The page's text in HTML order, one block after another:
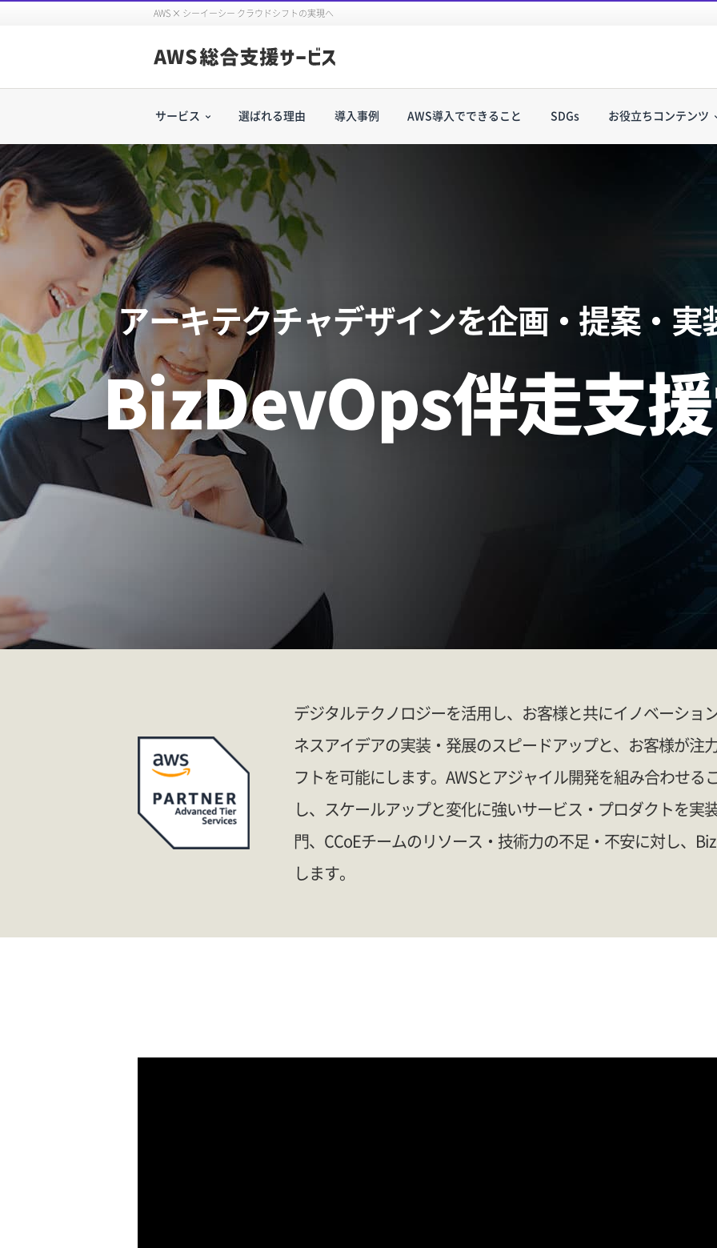
AWS × シーイーシー クラウドシフトの実現へ
サービス
サービス一覧へ
運用、セキュリティ、保守までトータルサポート
AWS Total Care Suite
構築・移行
AWSクラウドあんしん導入・運用サービス
AWSクラウドあんしん導入・運用サービス
政府向けクラウド・OSS AWS移行サービス
Amazon RDS AWS移行サービス
AWSアセスメントサービス
商用UNIXマイグレーションサービス for
AWS
セキュリティ強化
脆弱性診断サービス
Deep Security IT Protection Service
閉域網接続サービス
開発
Amazon Quick伴走支援サービス
ア
選ばれる理由 導入事例 AWS導入でできること SDGs お役立ちコンテンツ
AWSの活用事例やイベント情報など、タイムリーなトピックスを発信し
ています。
アーキテクチャデザインを企画・提案・実
BizDevOps伴走支
デジタルテクノロジーを活用し、お客様と共にイノベーショ
ネスアイデアの実装・発展のスピードアップと、お客様が注
フトを可能にします。AWSとアジャイル開発を組み合わせる
し、スケールアップと変化に強いサービス・プロダクトを実
門、CCoEチームのリソース・技術力の不足・不安に対し、
します。